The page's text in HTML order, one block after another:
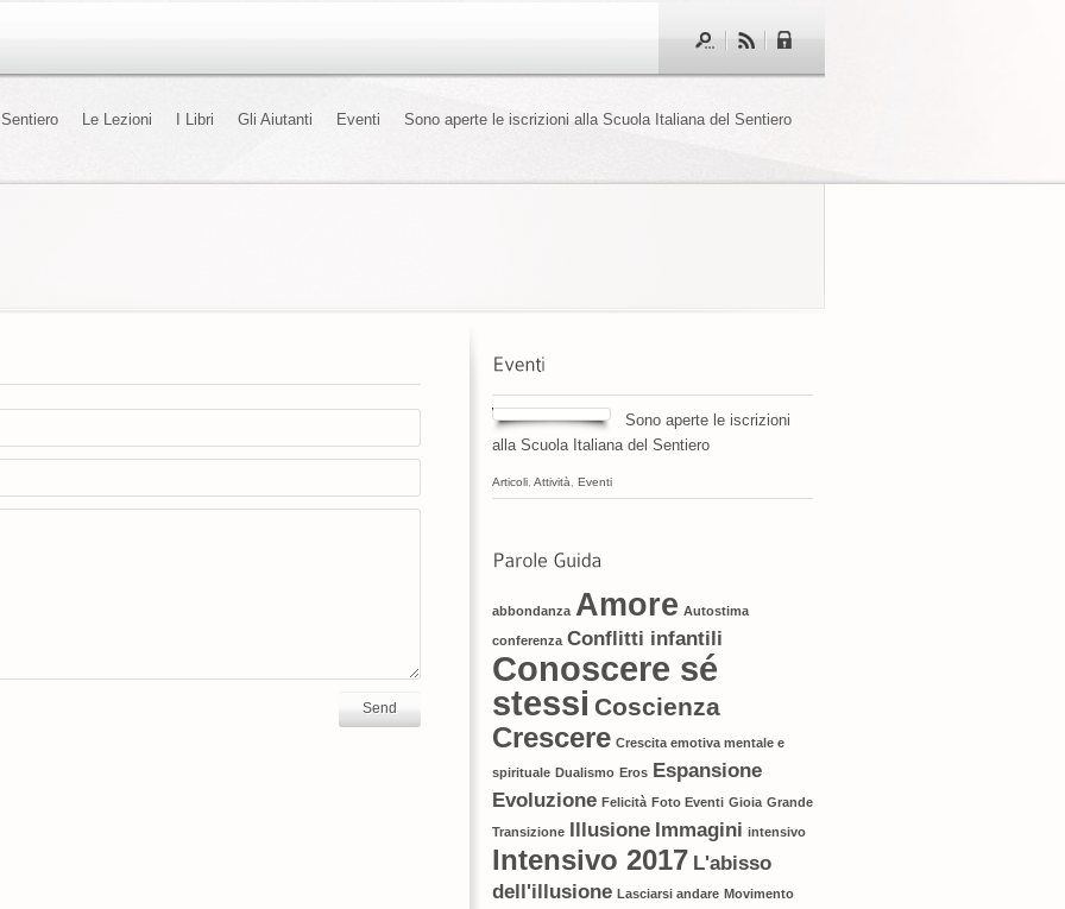
Sentiero Le Lezioni I Libri Gli Aiutanti Eventi Sono aperte le iscrizioni alla Scuola Italiana del Sentiero
Sono aperte le iscrizioni
alla Scuola Italiana del Sentiero
Articoli Attività Eventi
abbondanza Amore Autostima
conferenza Conflitti infantili
Conoscere sé
stessi Coscienza
Crescere Crescita emotiva mentale e
spirituale Dualismo Eros Espansione
Evoluzione Felicità Foto Eventi Gioia Grande
Transizione Illusione Immagini intensivo
Intensivo 2017 L'abisso
dell'illusione Lasciarsi andare Movimento